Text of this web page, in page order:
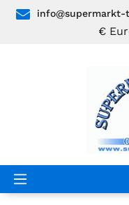
Zum Hauptinhalt springen
info@supermarkt-
€